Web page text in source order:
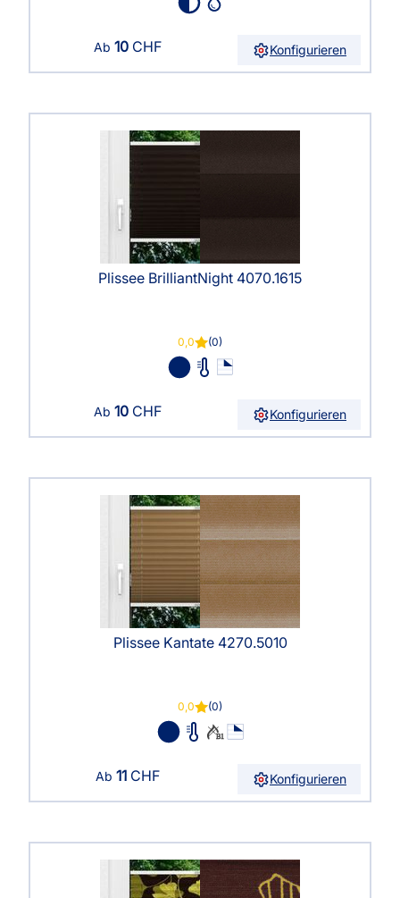
Ab 10 CHF Konfigurieren
Plissee BrilliantNight 4070.1615
0,0 (0)
Ab 10 CHF Konfigurieren
Plissee Kantate 4270.5010
0,0 (0)
Ab 11 CHF Konfigurieren